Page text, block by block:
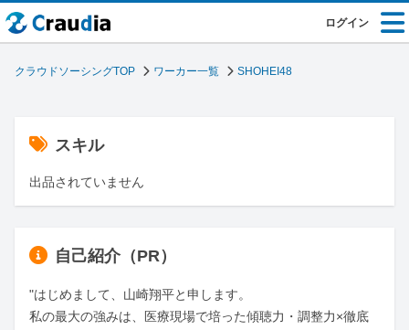
ログイン
クラウドソーシングTOP ワーカー一覧 SHOHEI48
スキル
出品されていません
自己紹介（PR）
"はじめまして、山崎翔平と申します。
私の最大の強みは、医療現場で培った傾聴力・調整力×徹底